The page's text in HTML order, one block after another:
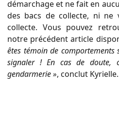
démarchage et ne fait en
des bacs de collecte, ni ne
collecte. Vous pouvez
notre précédent article
êtes témoin de comportements
signaler ! En cas de doute,
gendarmerie », conclut Kyrielle.